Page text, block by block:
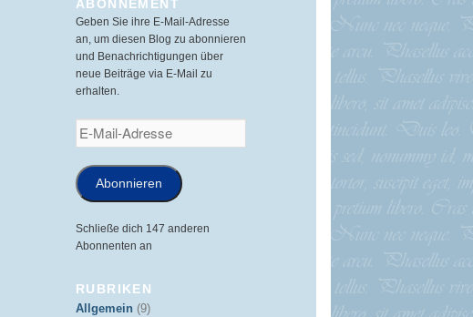
ABONNEMENT
Geben Sie ihre E-Mail-Adresse
an, um diesen Blog zu abonnieren
und Benachrichtigungen über
neue Beiträge via E-Mail zu
erhalten.
E-
Mail-
Abonnieren
Schließe dich 147 anderen
Abonnenten an
RUBRIKEN
Allgemein (9)